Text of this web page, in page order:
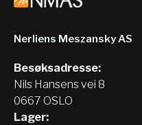
Nerliens Meszansky AS
Besøksadresse:
Nils Hansens vei 8
0667 OSLO
Lager: